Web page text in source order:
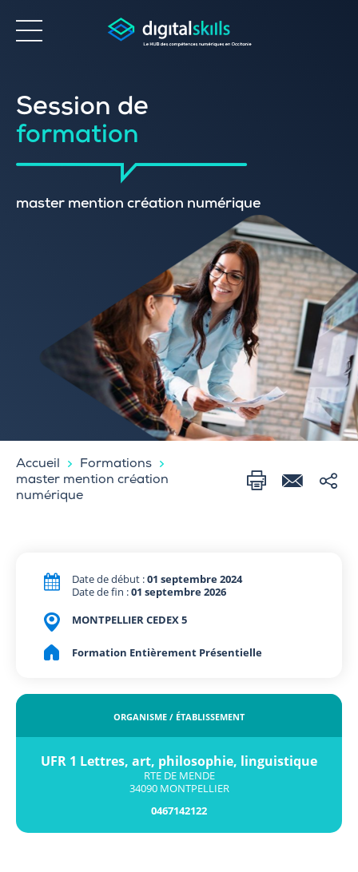
Accessibilité
Session de
formation
master mention création numérique
Accueil
Formations
master mention création
numérique
Date de début :01 septembre 2024
Date de fin :01 septembre 2026
MONTPELLIER CEDEX 5
Formation Entièrement Présentielle
ORGANISME / ÉTABLISSEMENT
UFR 1 Lettres, art, philosophie, linguistique
RTE DE MENDE
34090 MONTPELLIER
0467142122